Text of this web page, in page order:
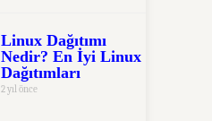
Linux Dağıtımı
Nedir? En İyi Linux
Dağıtımları
2 yıl önce